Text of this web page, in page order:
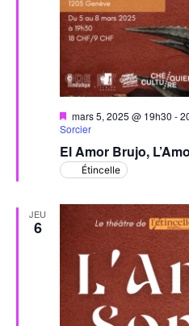
El Amor Brujo,
Mis
en
mars 5, 2025 @ 19h30 -
Sorcier
Étincelle
JEU
6